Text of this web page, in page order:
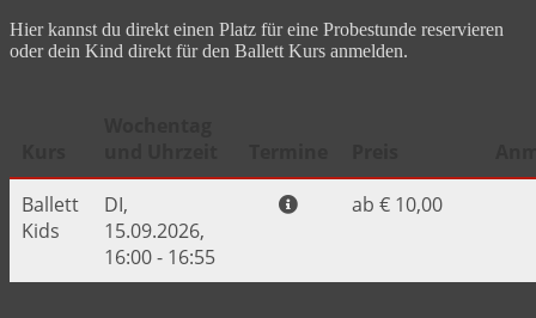
Hier kannst du direkt einen Platz für eine Probestunde reservieren
oder dein Kind direkt für den Ballett Kurs anmelden.